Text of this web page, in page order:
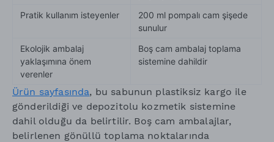
Pratik kullanım isteyenler
200 ml pompalı cam şişede
sunulur
Ekolojik ambalaj
yaklaşımına önem
verenler
Boş cam ambalaj toplama
sistemine dahildir
Ürün sayfasında, bu sabunun plastiksiz kargo ile
gönderildiği ve depozitolu kozmetik sistemine
dahil olduğu da belirtilir. Boş cam ambalajlar,
belirlenen gönüllü toplama noktalarında